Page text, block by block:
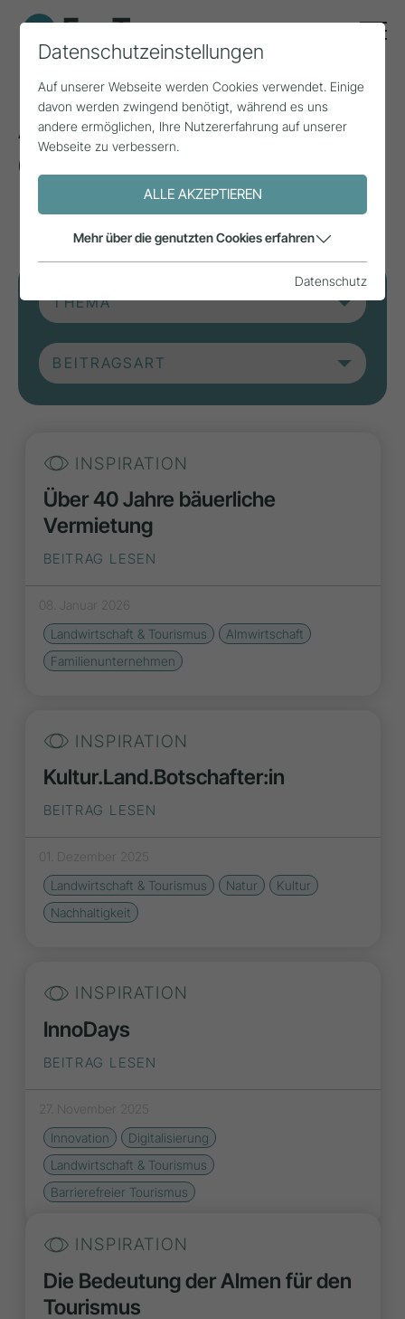
Aktuelle Beiträge aus
der Forschung, Praxis
und aus Projekten.
INSPIRATION
Über 40 Jahre bäuerliche
Vermietung
BEITRAG LESEN
08. Januar 2026
Landwirtschaft & Tourismus
Almwirtschaft
Familienunternehmen
INSPIRATION
Kultur.Land.­Botschafter:in
BEITRAG LESEN
01. Dezember 2025
Landwirtschaft & Tourismus
Natur
Kultur
Nachhaltigkeit
INSPIRATION
InnoDays
BEITRAG LESEN
27. November 2025
Innovation
Digitalisierung
Landwirtschaft & Tourismus
Barrierefreier Tourismus
INSPIRATION
Die Bedeutung der Almen für den
Tourismus
Datenschutzeinstellungen
Auf unserer Webseite werden Cookies verwendet. Einige
davon werden zwingend benötigt, während es uns
andere ermöglichen, Ihre Nutzererfahrung auf unserer
Webseite zu verbessern.
ALLE AKZEPTIEREN
Mehr über die genutzten Cookies erfahren
Datenschutz